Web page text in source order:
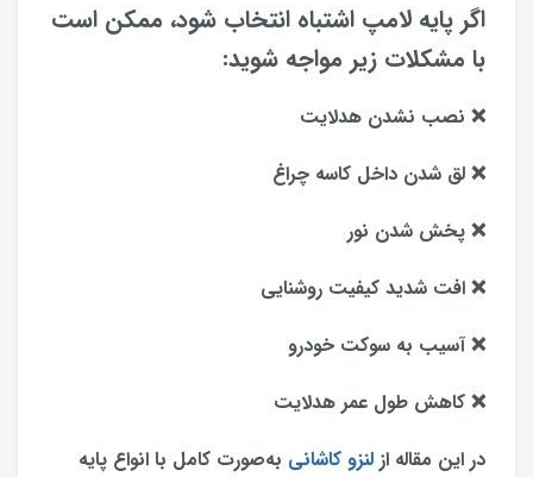
اگر پایه لامپ اشتباه انتخاب شود، ممکن است
با مشکلات زیر مواجه شوید:
❌ نصب نشدن هدلایت
❌ لق شدن داخل کاسه چراغ
❌ پخش شدن نور
❌ افت شدید کیفیت روشنایی
❌ آسیب به سوکت خودرو
❌ کاهش طول عمر هدلایت
در این مقاله از لنزو کاشانی به‌صورت کامل با انواع پایه